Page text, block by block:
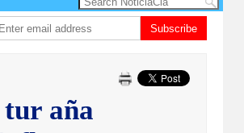
barionan pa atende kehonan di ciudadano
Subscribe
aña